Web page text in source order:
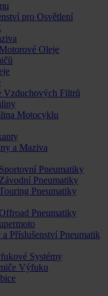
pro Osvětlení
Oleje
Vzduchových Filtrů
Motocyklu
a Maziva
Pneumatiky
Pneumatiky
Pneumatiky
Pneumatiky
Příslušenství Pneumatik
Systémy
Výfuku